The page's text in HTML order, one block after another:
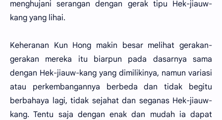
menghujani serangan dengan gerak tipu Hek-jiauw-
kang yang lihai.
Keheranan Kun Hong makin besar melihat gerakan-
gerakan mereka itu biarpun pada dasarnya sama
dengan Hek-jiauw-kang yang dimilikinya, namun variasi
atau perkembangannya berbeda dan tidak begitu
berbahaya lagi, tidak sejahat dan seganas Hek-jiauw-
kang. Tentu saja dengan enak dan mudah ia dapat